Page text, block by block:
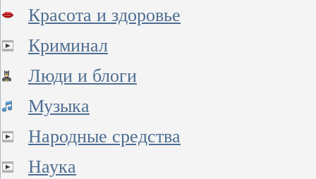
Красота и здоровье
Криминал
Люди и блоги
Музыка
Народные средства
Наука